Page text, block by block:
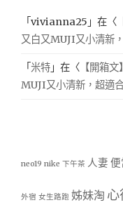
「vivianna25 」在〈
又白又MUJI又小清新
「米特 」在〈 【開箱
MUJI又小清新，超適
neo19 nike 下午茶 人妻 便
外宿 女生路跑 姊妹淘 心